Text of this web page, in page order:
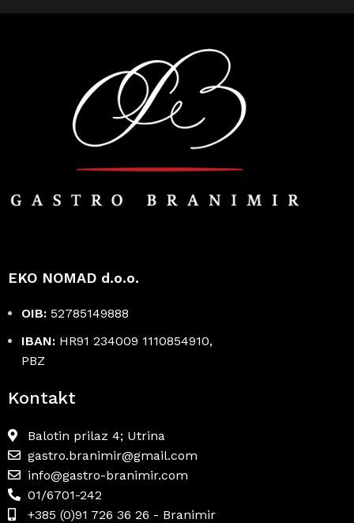
EKO NOMAD d.o.o.
OIB: 52785149888
IBAN: HR91 234009 1110854910,
PBZ
Kontakt
Balotin prilaz 4; Utrina
gastro.branimir@gmail.com
info@gastro-branimir.com
01/6701-242
+385 (0)91 726 36 26 - Branimir